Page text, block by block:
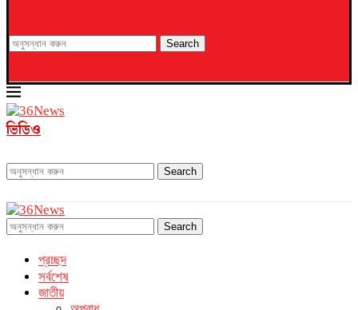
Search
ভিডিও
Search
Search
প্রচ্ছদ
সর্বশেষ
জাতীয়